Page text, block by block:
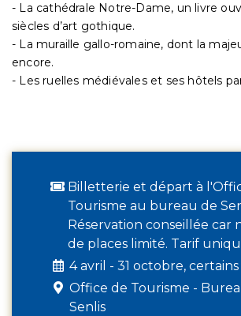
- La cathédrale Notre-Dame, un livre
siècles d’art gothique.
- La muraille gallo-romaine, dont la
encore.
- Les ruelles médiévales et ses hôtels
Billetterie et départ à
Tourisme au bureau de
Réservation conseillée car
de places limité. Tarif
4 avril - 31 octobre, certains
Office de Tourisme -
Senlis